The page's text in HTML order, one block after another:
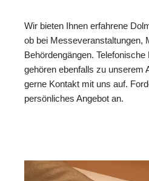
Wir bieten Ihnen erfahrene
ob bei Messeveranstaltungen,
Behördengängen.
gehören ebenfalls zu unserem
gerne Kontakt mit uns auf.
persönliches Angebot an.